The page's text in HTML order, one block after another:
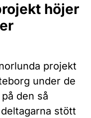
höjer
projekt
under de
den så
stött